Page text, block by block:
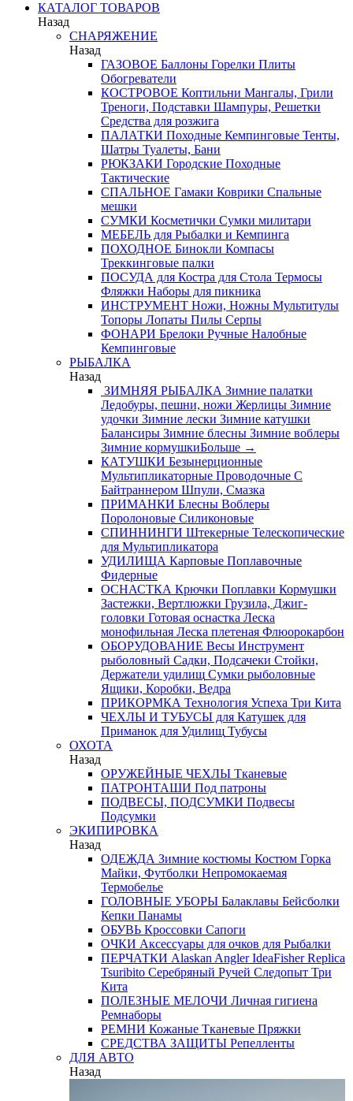
КАТАЛОГ ТОВАРОВ
Назад
СНАРЯЖЕНИЕ
Назад
ГАЗОВОЕ Баллоны Горелки Плиты
Обогреватели
КОСТРОВОЕ Коптильни Мангалы, Грили
Треноги, Подставки Шампуры, Решетки
Средства для розжига
ПАЛАТКИ Походные Кемпинговые Тенты,
Шатры Туалеты, Бани
РЮКЗАКИ Городские Походные
Тактические
СПАЛЬНОЕ Гамаки Коврики Спальные
мешки
СУМКИ Косметички Сумки милитари
МЕБЕЛЬ для Рыбалки и Кемпинга
ПОХОДНОЕ Бинокли Компасы
Треккинговые палки
ПОСУДА для Костра для Стола Термосы
Фляжки Наборы для пикника
ИНСТРУМЕНТ Ножи, Ножны Мультитулы
Топоры Лопаты Пилы Серпы
ФОНАРИ Брелоки Ручные Налобные
Кемпинговые
РЫБАЛКА
Назад
ЗИМНЯЯ РЫБАЛКА Зимние палатки
Ледобуры, пешни, ножи Жерлицы Зимние
удочки Зимние лески Зимние катушки
Балансиры Зимние блесны Зимние воблеры
Зимние кормушкиБольше →
КАТУШКИ Безынерционные
Мультипликаторные Проводочные С
Байтраннером Шпули, Смазка
ПРИМАНКИ Блесны Воблеры
Поролоновые Силиконовые
СПИННИНГИ Штекерные Телескопические
для Мультипликатора
УДИЛИЩА Карповые Поплавочные
Фидерные
ОСНАСТКА Крючки Поплавки Кормушки
Застежки, Вертлюжки Грузила, Джиг-
головки Готовая оснастка Леска
монофильная Леска плетеная Флюорокарбон
ОБОРУДОВАНИЕ Весы Инструмент
рыболовный Садки, Подсачеки Стойки,
Держатели удилищ Сумки рыболовные
Ящики, Коробки, Ведра
ПРИКОРМКА Технология Успеха Три Кита
ЧЕХЛЫ И ТУБУСЫ для Катушек для
Приманок для Удилищ Тубусы
ОХОТА
Назад
ОРУЖЕЙНЫЕ ЧЕХЛЫ Тканевые
ПАТРОНТАШИ Под патроны
ПОДВЕСЫ, ПОДСУМКИ Подвесы
Подсумки
ЭКИПИРОВКА
Назад
ОДЕЖДА Зимние костюмы Костюм Горка
Майки, Футболки Непромокаемая
Термобелье
ГОЛОВНЫЕ УБОРЫ Балаклавы Бейсболки
Кепки Панамы
ОБУВЬ Кроссовки Сапоги
ОЧКИ Аксессуары для очков для Рыбалки
ПЕРЧАТКИ Alaskan AnglerIdeaFisherReplica
Tsuribito Серебряный Ручей Следопыт Три
Кита
ПОЛЕЗНЫЕ МЕЛОЧИ Личная гигиена
Ремнаборы
РЕМНИ Кожаные Тканевые Пряжки
СРЕДСТВА ЗАЩИТЫ Репелленты
ДЛЯ АВТО
Назад